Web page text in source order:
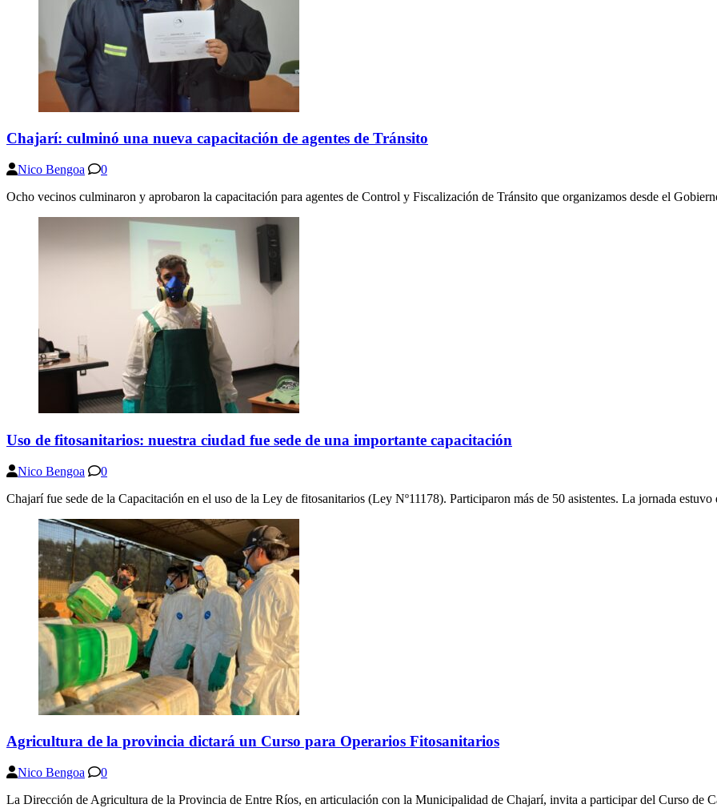
Chajarí: culminó una nueva capacitación de agentes de Tránsito
Nico Bengoa
0
Ocho vecinos culminaron y aprobaron la capacitación para agentes de Control y Fiscalización de Tránsito que organizamos desde el
Uso de fitosanitarios: nuestra ciudad fue sede de una importante capacitación
Nico Bengoa
0
Chajarí fue sede de la Capacitación en el uso de la Ley de fitosanitarios (Ley Nº11178). Participaron más de 50 asistentes. La jornada estuvo
Agricultura de la provincia dictará un Curso para Operarios Fitosanitarios
Nico Bengoa
0
La Dirección de Agricultura de la Provincia de Entre Ríos, en articulación con la Municipalidad de Chajarí, invita a participar del Curso de